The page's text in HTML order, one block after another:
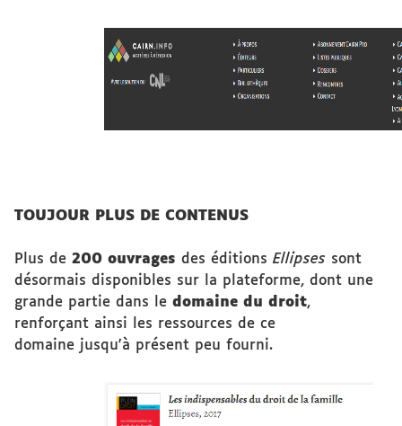
TOUJOUR PLUS DE CONTENUS
Plus de 200 ouvrages des éditions Ellipses sont
désormais disponibles sur la plateforme, dont une
grande partie dans le domaine du droit,
renforçant ainsi les ressources de ce
domaine jusqu'à présent peu fourni.